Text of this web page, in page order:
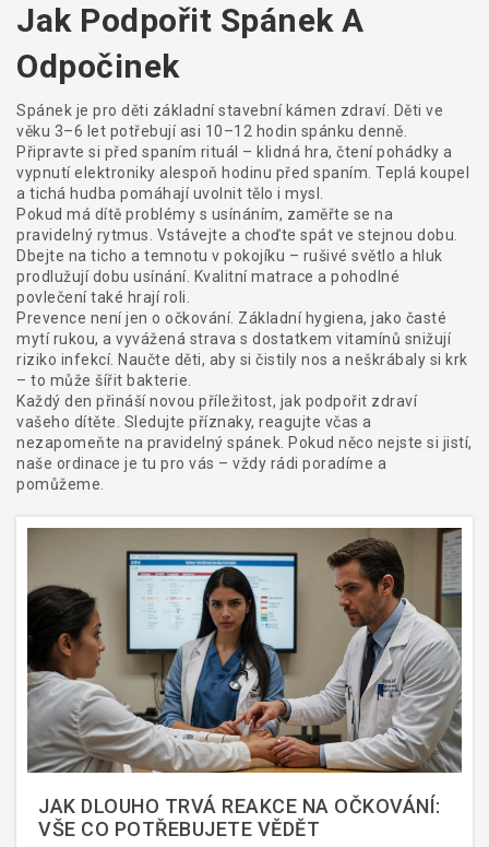
Jak Podpořit Spánek A
Odpočinek
Spánek je pro děti základní stavební kámen zdraví. Děti ve
věku 3–6 let potřebují asi 10–12 hodin spánku denně.
Připravte si před spaním rituál – klidná hra, čtení pohádky a
vypnutí elektroniky alespoň hodinu před spaním. Teplá koupel
a tichá hudba pomáhají uvolnit tělo i mysl.
Pokud má dítě problémy s usínáním, zaměřte se na
pravidelný rytmus. Vstávejte a choďte spát ve stejnou dobu.
Dbejte na ticho a temnotu v pokojíku – rušivé světlo a hluk
prodlužují dobu usínání. Kvalitní matrace a pohodlné
povlečení také hrají roli.
Prevence není jen o očkování. Základní hygiena, jako časté
mytí rukou, a vyvážená strava s dostatkem vitamínů snižují
riziko infekcí. Naučte děti, aby si čistily nos a neškrábaly si krk
– to může šířit bakterie.
Každý den přináší novou příležitost, jak podpořit zdraví
vašeho dítěte. Sledujte příznaky, reagujte včas a
nezapomeňte na pravidelný spánek. Pokud něco nejste si jistí,
naše ordinace je tu pro vás – vždy rádi poradíme a
pomůžeme.
JAK DLOUHO TRVÁ REAKCE NA OČKOVÁNÍ:
VŠE CO POTŘEBUJETE VĚDĚT